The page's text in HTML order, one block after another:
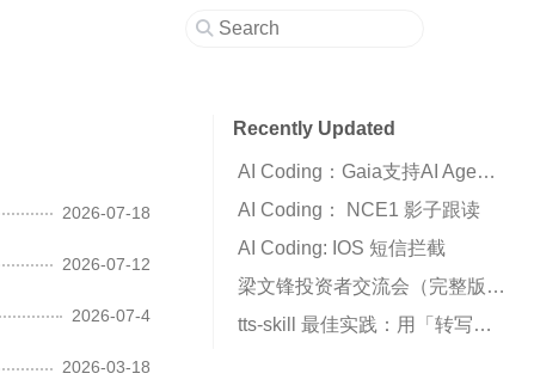
2026-07-18
2026-07-12
2026-07-4
2026-03-18
Recently Updated
AI Coding：Gaia支持AI Agent自动化编排工作流
AI Coding： NCE1 影子跟读
AI Coding: IOS 短信拦截
梁文锋投资者交流会（完整版全文）
tts-skill 最佳实践：用「转写→克隆」两步法获得高质量声音克隆